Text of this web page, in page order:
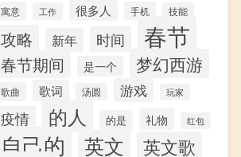
寓意 工作 很多人 手机 技能
攻略 新年 时间 春节
春节期间 是一个 梦幻西游
歌曲 歌词 汤圆 游戏 玩家
疫情 的人 的是 礼物 红包
自己的 英文 英文歌